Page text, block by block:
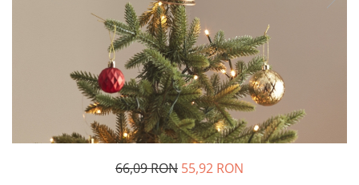
Suflatori si Coifuri
Petrecere Star Wars
Petrecere Super Mario
Petrecere Supereroi
Petreceri Fete
Petrecere Buburuza Miraculoasa
Petrecere Ferma Animalelor
Petrecere Little Star66,09 RON 55,92 RON